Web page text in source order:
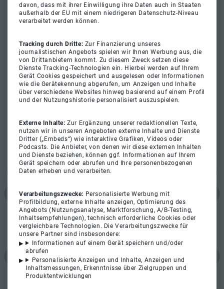
davon, dass mit ihrer Einwilligung ihre Daten auch in Staaten
außerhalb der EU mit einem niedrigeren Datenschutz-Niveau
verarbeitet werden können.
Tracking durch Dritte: Zur Finanzierung unseres
journalistischen Angebots spielen wir Ihnen Werbung aus, die
von Drittanbietern kommt. Zu diesem Zweck setzen diese
Dienste Tracking-Technologien ein. Hierbei werden auf Ihrem
Gerät Cookies gespeichert und ausgelesen oder Informationen
wie die Gerätekennung abgerufen, um Anzeigen und Inhalte
über verschiedene Websites hinweg basierend auf einem Profil
und der Nutzungshistorie personalisiert auszuspielen.
Externe Inhalte:Zur Ergänzung unserer redaktionellen Texte,
nutzen wir in unseren Angeboten externe Inhalte und Dienste
Dritter („Embeds“) wie interaktive Grafiken, Videos oder
Podcasts. Die Anbieter, von denen wir diese externen Inhalten
und Dienste beziehen, können ggf. Informationen auf Ihrem
Gerät speichern oder abrufen und Ihre personenbezogenen
Daten erheben und verarbeiten.
Verarbeitungszwecke: Personalisierte Werbung mit
Profilbildung, externe Inhalte anzeigen, Optimierung des
Angebots (Nutzungsanalyse, Marktforschung, A/B-Testing,
Inhaltsempfehlungen), technisch erforderliche Cookies oder
vergleichbare Technologien. Die Verarbeitungszwecke für
unsere Partner sind insbesondere:
Informationen auf einem Gerät speichern und/oder
abrufen
Personalisierte Anzeigen und Inhalte, Anzeigen und
Inhaltsmessungen, Erkenntnisse über Zielgruppen und
Produktentwicklungen